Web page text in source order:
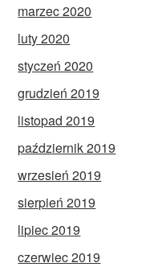
marzec 2020
luty 2020
styczeń 2020
grudzień 2019
listopad 2019
październik 2019
wrzesień 2019
sierpień 2019
lipiec 2019
czerwiec 2019